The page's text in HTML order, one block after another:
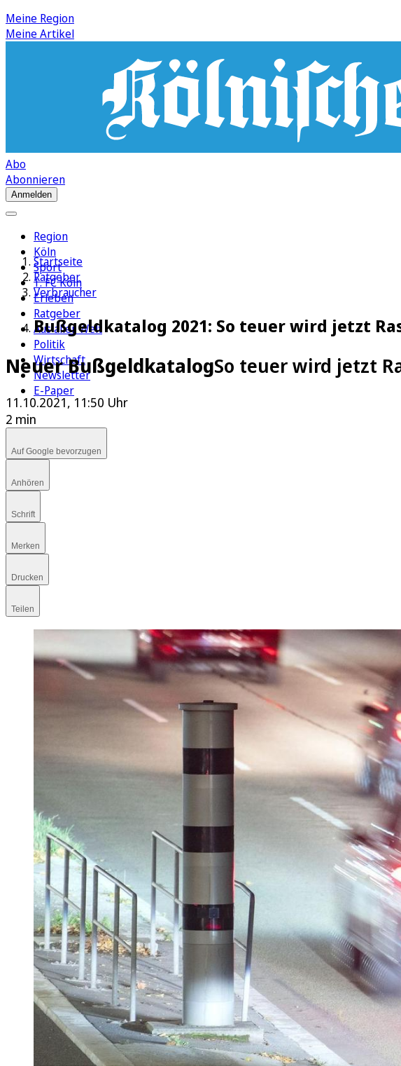
Meine Region
Meine Artikel
Abo
Abonnieren
Anmelden
Region
Köln
Sport
1. FC Köln
Erleben
Ratgeber
Aus aller Welt
Politik
Wirtschaft
Newsletter
E-Paper
Startseite
Ratgeber
Verbraucher
Bußgeldkatalog 2021: So teuer wird jetzt
Neuer BußgeldkatalogSo teuer wird jetzt
11.10.2021, 11:50 Uhr
2 min
Auf Google bevorzugen
Anhören
Schrift
Merken
Drucken
Teilen